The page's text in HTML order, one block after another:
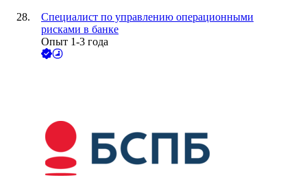
Специалист по управлению операционными
рисками в банке
Опыт 1-3 года